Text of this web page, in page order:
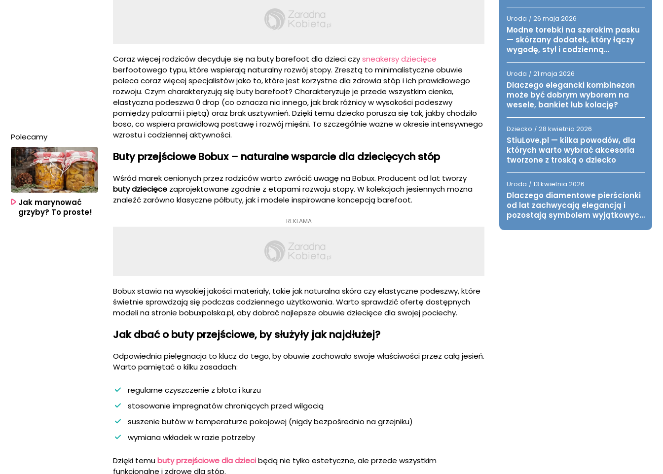
Coraz więcej rodziców decyduje się na buty barefoot dla dzieci czysneakersy dziecięce
berfootowego typu, które wspierają naturalny rozwój stopy. Zresztą to minimalistyczne obuwie
poleca coraz więcej specjalistów jako to, które jest korzystne dla zdrowia stóp i ich prawidłowego
rozwoju. Czym charakteryzują się buty barefoot? Charakteryzuje je przede wszystkim cienka,
elastyczna podeszwa 0 drop (co oznacza nic innego, jak brak różnicy w wysokości podeszwy
pomiędzy palcami i piętą) oraz brak usztywnień. Dzięki temu dziecko porusza się tak, jakby chodziło
boso, co wspiera prawidłową postawę i rozwój mięśni. To szczególnie ważne w okresie intensywnego
wzrostu i codziennej aktywności.
Buty przejściowe Bobux – naturalne wsparcie dla dziecięcych stóp
Wśród marek cenionych przez rodziców warto zwrócić uwagę na Bobux. Producent od lat tworzy
buty dziecięce zaprojektowane zgodnie z etapami rozwoju stopy. W kolekcjach jesiennych można
znaleźć zarówno klasyczne półbuty, jak i modele inspirowane koncepcją barefoot.
REKLAMA
Bobux stawia na wysokiej jakości materiały, takie jak naturalna skóra czy elastyczne podeszwy, które
świetnie sprawdzają się podczas codziennego użytkowania. Warto sprawdzić ofertę dostępnych
modeli na stronie bobuxpolska.pl, aby dobrać najlepsze obuwie dziecięce dla swojej pociechy.
Jak dbać o buty przejściowe, by służyły jak najdłużej?
Odpowiednia pielęgnacja to klucz do tego, by obuwie zachowało swoje właściwości przez całą jesień.
Warto pamiętać o kilku zasadach:
regularne czyszczenie z błota i kurzu
stosowanie impregnatów chroniących przed wilgocią
suszenie butów w temperaturze pokojowej (nigdy bezpośrednio na grzejniku)
wymiana wkładek w razie potrzeby
Dzięki temubuty przejściowe dla dziecibędą nie tylko estetyczne, ale przede wszystkim
funkcjonalne i zdrowe dla stóp.
Polecamy
Jak marynować
grzyby? To proste!
Uroda / 26 maja 2026
Modne torebki na szerokim pasku
— skórzany dodatek, który łączy
wygodę, styl i codzienną
Uroda / 21 maja 2026
Dlaczego elegancki kombinezon
może być dobrym wyborem na
wesele, bankiet lub kolację?
Dziecko / 28 kwietnia 2026
StiuLove.pl — kilka powodów, dla
których warto wybrać akcesoria
tworzone z troską o dziecko
Uroda / 13 kwietnia 2026
Dlaczego diamentowe pierścionki
od lat zachwycają elegancją i
pozostają symbolem wyjątkowych